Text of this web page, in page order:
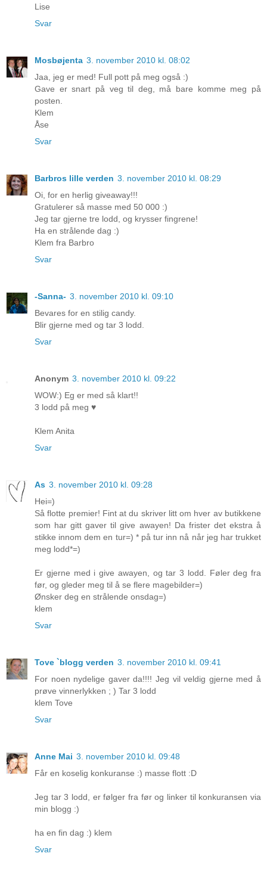
Lise
Svar
Mosbøjenta 3. november 2010 kl. 08:02
Jaa, jeg er med! Full pott på meg også :)
Gave er snart på veg til deg, må bare komme meg på
posten.
Klem
Åse
Svar
Barbros lille verden 3. november 2010 kl. 08:29
Oi, for en herlig giveaway!!!
Gratulerer så masse med 50 000 :)
Jeg tar gjerne tre lodd, og krysser fingrene!
Ha en strålende dag :)
Klem fra Barbro
Svar
-Sanna- 3. november 2010 kl. 09:10
Bevares for en stilig candy.
Blir gjerne med og tar 3 lodd.
Svar
Anonym 3. november 2010 kl. 09:22
WOW:) Eg er med så klart!!
3 lodd på meg ♥
Klem Anita
Svar
As 3. november 2010 kl. 09:28
Hei=)
Så flotte premier! Fint at du skriver litt om hver av butikkene
som har gitt gaver til give awayen! Da frister det ekstra å
stikke innom dem en tur=) * på tur inn nå når jeg har trukket
meg lodd*=)
Er gjerne med i give awayen, og tar 3 lodd. Føler deg fra
før, og gleder meg til å se flere magebilder=)
Ønsker deg en strålende onsdag=)
klem
Svar
Tove `blogg verden 3. november 2010 kl. 09:41
For noen nydelige gaver da!!!! Jeg vil veldig gjerne med å
prøve vinnerlykken ; ) Tar 3 lodd
klem Tove
Svar
Anne Mai 3. november 2010 kl. 09:48
Får en koselig konkuranse :) masse flott :D
Jeg tar 3 lodd, er følger fra før og linker til konkuransen via
min blogg :)
ha en fin dag :) klem
Svar